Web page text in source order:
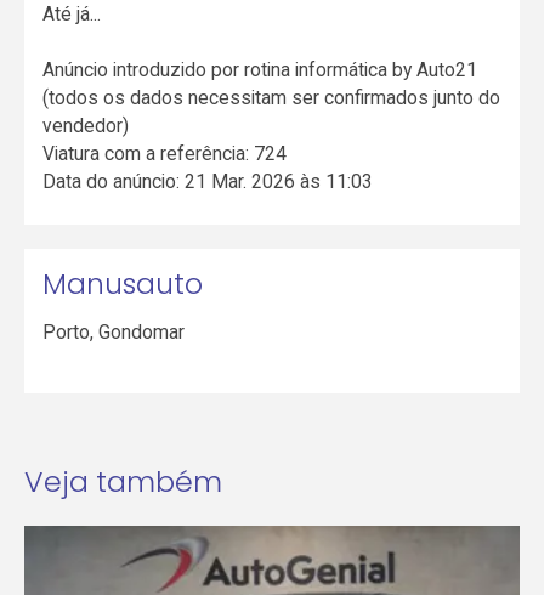
Até já...
Anúncio introduzido por rotina informática by Auto21
(todos os dados necessitam ser confirmados junto do
vendedor)
Viatura com a referência: 724
Data do anúncio: 21 Mar. 2026 às 11:03
Manusauto
Porto,Gondomar
Veja também